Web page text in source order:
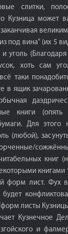
слитки,
Кузница может
под вина" (их 5
уголь
хоть сам
таки
в ящик
книги
Для этого
(любой),
книг
книгами
форм лист. Фух
будет
листы
Кузнечное
и